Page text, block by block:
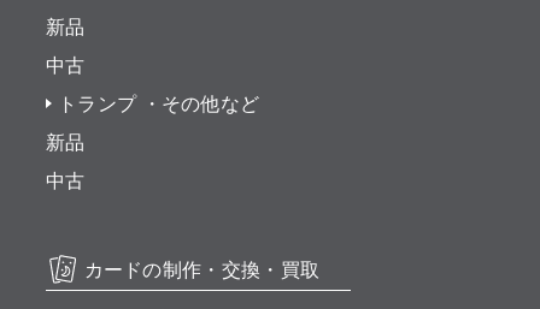
新品
中古
トランプ ・その他など
新品
中古
カードの制作・交換・買取